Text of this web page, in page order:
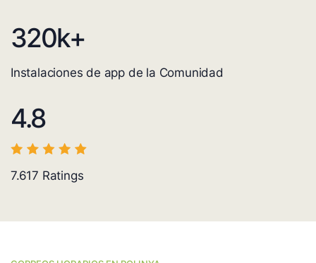
320k+
Instalaciones de app de la Comunidad
4.8
7.617 Ratings